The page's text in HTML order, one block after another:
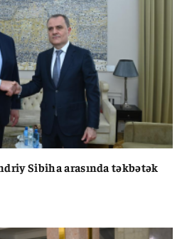
Sibiha arasında təkbətək